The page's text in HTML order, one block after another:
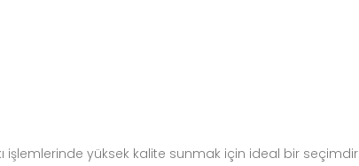
işlemlerinde yüksek kalite sunmak için ideal bir seçimdir.